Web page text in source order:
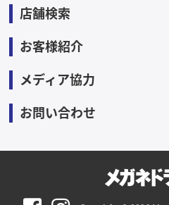
店舗検索
お客様紹介
メディア協力
お問い合わせ